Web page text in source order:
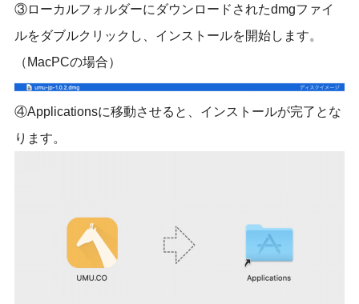
③ローカルフォルダーにダウンロードされたdmgファイ
ルをダブルクリックし、インストールを開始します。
（MacPCの場合）
④Applicationsに移動させると、インストールが完了とな
ります。